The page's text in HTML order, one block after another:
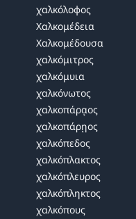
χαλκόλοφος
Χαλκομέδεια
Χαλκομέδουσα
χαλκόμιτρος
χαλκόμυια
χαλκόνωτος
χαλκοπάρᾳος
χαλκοπάρῃος
χαλκόπεδος
χαλκόπλακτος
χαλκόπλευρος
χαλκόπληκτος
χαλκόπους